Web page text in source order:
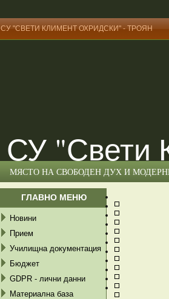
СУ "СВЕТИ КЛИМЕНТ ОХРИДСКИ" - ТРОЯН
СУ "Свети
МЯСТО НА СВОБОДЕН ДУХ И
ГЛАВНО МЕНЮ
Новини
Прием
Училищна документация
Бюджет
GDPR - лични данни
Материална база